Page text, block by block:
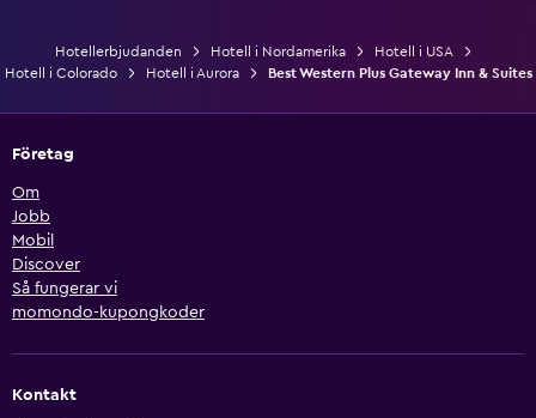
Hotellerbjudanden Hotell i Nordamerika
Hotell i USA
Hotell i Colorado
Hotell i Aurora Best Western Plus Gateway Inn & Suites
Företag
Om
Jobb
Mobil
Discover
Så fungerar vi
momondo-kupongkoder
Kontakt